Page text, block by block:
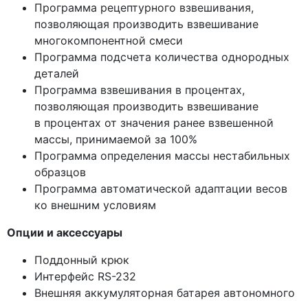
Программа рецептурного взвешивания,
позволяющая производить взвешивание
многокомпонентной смеси
Программа подсчета количества однородных
деталей
Программа взвешивания в процентах,
позволяющая производить взвешивание
в процентах от значения ранее взвешенной
массы, принимаемой за 100%
Программа определения массы нестабильных
образцов
Программа автоматической адаптации весов
ко внешним условиям
Опции и аксессуары
Поддонный крюк
Интерфейс RS-232
Внешняя аккумуляторная батарея автономного